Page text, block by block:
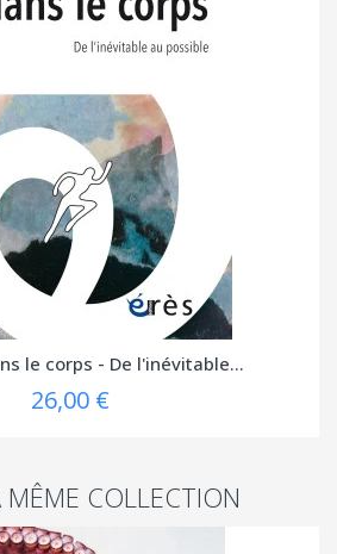
le corps - De l'inévitable...
26,00 €
MÊME COLLECTION